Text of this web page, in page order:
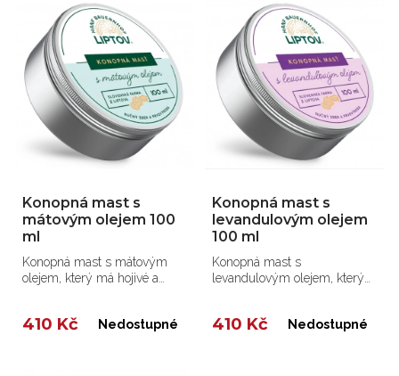
Konopná mast s
mátovým olejem 100
ml
Konopná mast s mátovým
olejem, který má hojivé a
410 Kč Nedostupné
Konopná mast s
levandulovým olejem
100 ml
Konopná mast s
levandulovým olejem, který
410 Kč Nedostupné